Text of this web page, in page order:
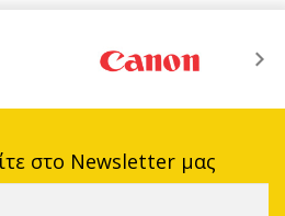
στο Newsletter μας